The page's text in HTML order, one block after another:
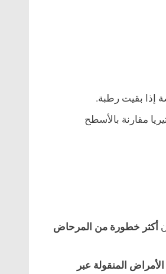
إذا بقيت رطبة.
مقارنة بالأسطح
أكثر خطورة من المرحاض
المنقولة عبر